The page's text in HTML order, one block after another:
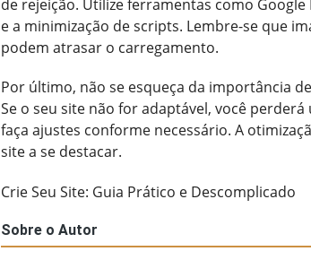
de rejeição. Utilize ferramentas como
e a minimização de scripts. Lembre-se que
podem atrasar o carregamento.
Por último, não se esqueça da importância
Se o seu site não for adaptável, você
faça ajustes conforme necessário. A
site a se destacar.
Crie Seu Site: Guia Prático e Descomplicado
Sobre o Autor